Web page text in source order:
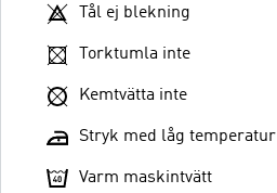
Tål ej blekning
Torktumla inte
Kemtvätta inte
Stryk med låg temperatur
Varm maskintvätt